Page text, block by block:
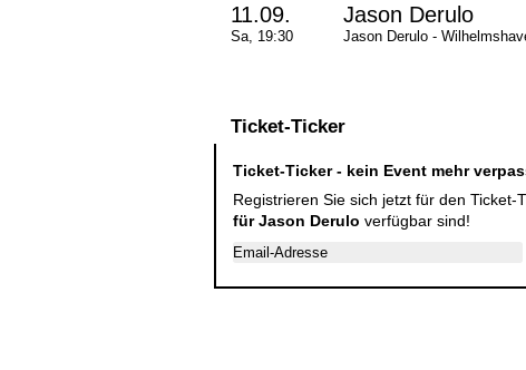
11.09.
Sa, 19:30
Jason Derulo
Jason Derulo -
Ticket-Ticker
Ticket-Ticker - kein Event mehr
Registrieren Sie sich jetzt für den
für Jason Derulo verfügbar sind!